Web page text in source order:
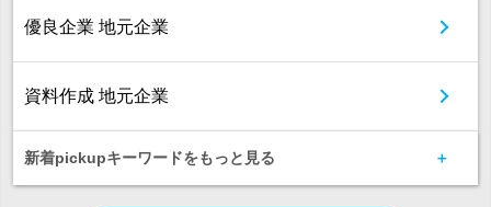
優良企業 地元企業
資料作成 地元企業
新着pickupキーワードをもっと見る